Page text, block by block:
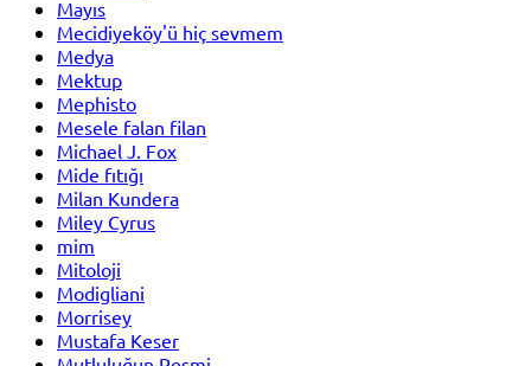
Mayıs
Mecidiyeköy'ü hiç sevmem
Medya
Mektup
Mephisto
Mesele falan filan
Michael J. Fox
Mide fıtığı
Milan Kundera
Miley Cyrus
mim
Mitoloji
Modigliani
Morrisey
Mustafa Keser